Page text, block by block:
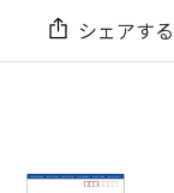
シェアする